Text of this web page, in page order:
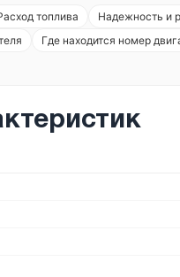
топлива
Надежность и
Где находится номер